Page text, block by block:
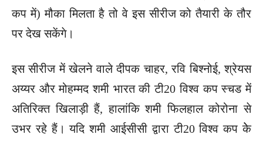
कप में) मौका मिलता है तो वे इस सीरीज को तैयारी के तौर
पर देख सकेंगे।
इस सीरीज में खेलने वाले दीपक चाहर, रवि बिश्नोई, श्रेयस
अय्यर और मोहम्मद शमी भारत की टी20 विश्व कप स्चड में
अतिरिक्त खिलाड़ी हैं, हालांकि शमी फिलहाल कोरोना से
उभर रहे हैं। यदि शमी आईसीसी द्वारा टी20 विश्व कप केे